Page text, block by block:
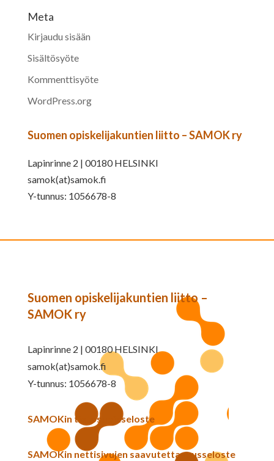
Meta
Kirjaudu sisään
Sisältösyöte
Kommenttisyöte
WordPress.org
Suomen opiskelijakuntien liitto – SAMOK ry
Lapinrinne 2 | 00180 HELSINKI
samok(at)samok.fi
Y-tunnus: 1056678-8
Suomen opiskelijakuntien liitto –
SAMOK ry
Lapinrinne 2 | 00180 HELSINKI
samok(at)samok.fi
Y-tunnus: 1056678-8
SAMOKin tietosuojaseloste
SAMOKin nettisivujen saavutettavuusseloste